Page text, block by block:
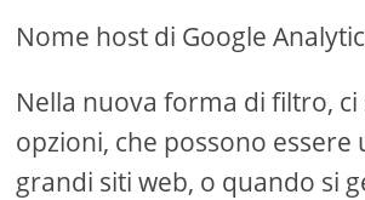
Nome host di Google
Nella nuova forma di filtro,
opzioni, che possono essere
grandi siti web, o quando si